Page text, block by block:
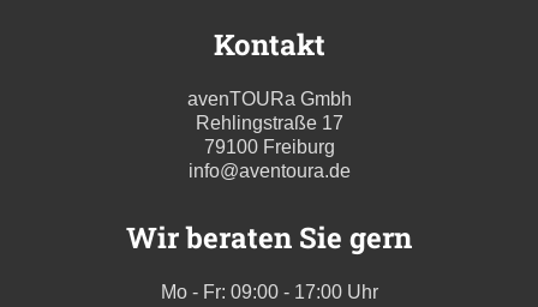
Kontakt
avenTOURa Gmbh
Rehlingstraße 17
79100 Freiburg
info@aventoura.de
Wir beraten Sie gern
Mo - Fr: 09:00 - 17:00 Uhr